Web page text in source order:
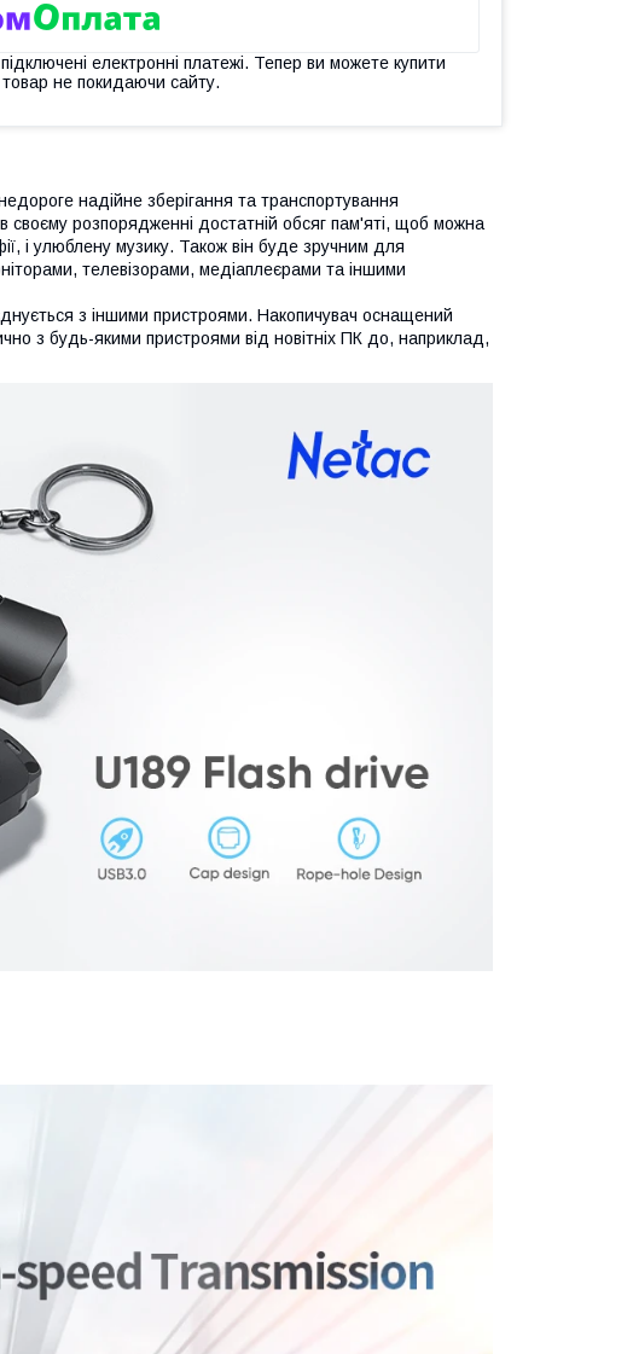
підключені електронні платежі. Тепер ви можете купити
не покидаючи сайту.
надійне зберігання та транспортування
своєму розпорядженні достатній обсяг пам'яті, щоб можна
і улюблену музику. Також він буде зручним для
телевізорами, медіаплеєрами та іншими
з іншими пристроями. Накопичувач оснащений
з будь-якими пристроями від новітніх ПК до, наприклад,